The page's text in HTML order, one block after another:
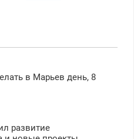
в Марьев день, 8
развитие